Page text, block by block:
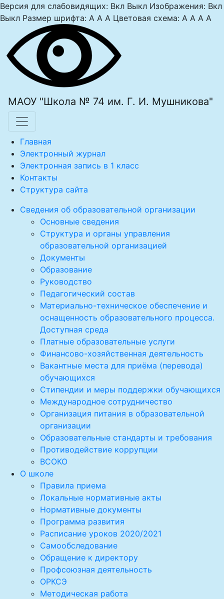
Версия для слабовидящих: Вкл Выкл Изображения: Вкл
Выкл Размер шрифта: A A A Цветовая схема: A A A A
МАОУ "Школа № 74 им. Г. И. Мушникова"
Главная
Электронный журнал
Электронная запись в 1 класс
Контакты
Структура сайта
Сведения об образовательной организации
Основные сведения
Структура и органы управления
образовательной организацией
Документы
Образование
Руководство
Педагогический состав
Материально-техническое обеспечение и
оснащенность образовательного процесса.
Доступная среда
Платные образовательные услуги
Финансово-хозяйственная деятельность
Вакантные места для приёма (перевода)
обучающихся
Стипендии и меры поддержки обучающихся
Международное сотрудничество
Организация питания в образовательной
организации
Образовательные стандарты и требования
Противодействие коррупции
ВСОКО
О школе
Правила приема
Локальные нормативные акты
Нормативные документы
Программа развития
Расписание уроков 2020/2021
Самообследование
Обращение к директору
Профсоюзная деятельность
ОРКСЭ
Методическая работа